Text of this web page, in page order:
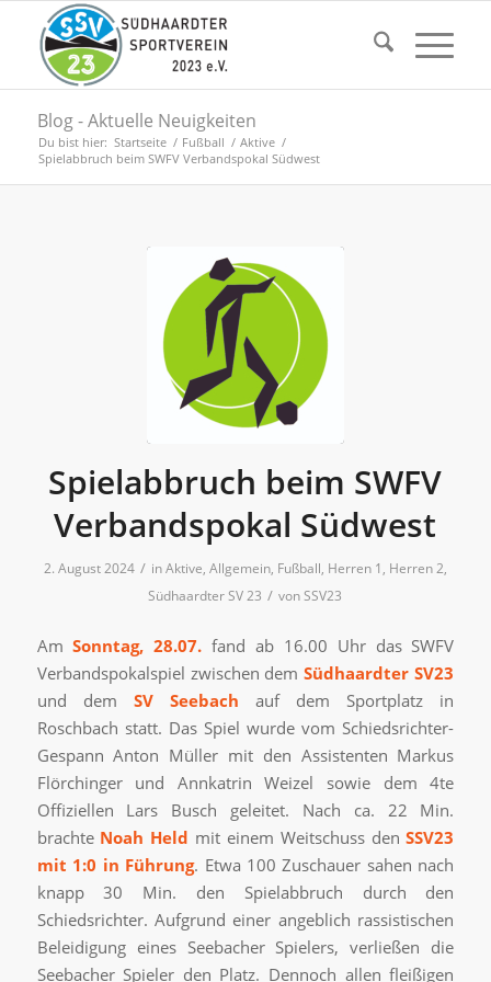
Blog - Aktuelle Neuigkeiten
Du bist hier: Startseite / Fußball / Aktive /
Spielabbruch beim SWFV Verbandspokal Südwest
Spielabbruch beim SWFV
Verbandspokal Südwest
2. August 2024 / inAktive, Allgemein, Fußball, Herren 1 , Herren 2,
Südhaardter SV 23 / vonSSV23
AmSonntag, 28.07. fand ab 16.00 Uhr das SWFV
Verbandspokalspiel zwischen demSüdhaardter SV23
und dem SV Seebach auf dem Sportplatz in
Roschbach statt. Das Spiel wurde vom Schiedsrichter-
Gespann Anton Müller mit den Assistenten Markus
Flörchinger und Annkatrin Weizel sowie dem 4te
Offiziellen Lars Busch geleitet. Nach ca. 22 Min.
brachte Noah Held mit einem Weitschuss denSSV23
mit 1:0 in Führung. Etwa 100 Zuschauer sahen nach
knapp 30 Min. den Spielabbruch durch den
Schiedsrichter. Aufgrund einer angeblich rassistischen
Beleidigung eines Seebacher Spielers, verließen die
Seebacher Spieler den Platz. Dennoch allen fleißigen